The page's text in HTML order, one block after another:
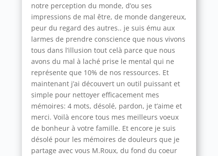
notre perception du monde, d’ou ses
impressions de mal être, de monde dangereux,
peur du regard des autres.. je suis ému aux
larmes de prendre conscience que nous vivons
tous dans l’illusion tout celà parce que nous
avons du mal à laché prise le mental qui ne
représente que 10% de nos ressources. Et
maintenant j’ai découvert un outil puissant et
simple pour nettoyer efficacement mes
mémoires: 4 mots, désolé, pardon, je t’aime et
merci. Voilà encore tous mes meilleurs voeux
de bonheur à votre famille. Et encore je suis
désolé pour les mémoires de douleurs que je
partage avec vous M.Roux, du fond du coeur